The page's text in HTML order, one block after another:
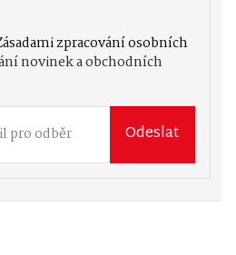
zpracování osobních
novinek a obchodních
Odeslat